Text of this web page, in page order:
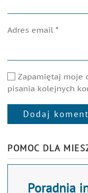
Adres email *
Zapamiętaj moje
pisania kolejnych
Dodaj
POMOC DLA
Poradnia